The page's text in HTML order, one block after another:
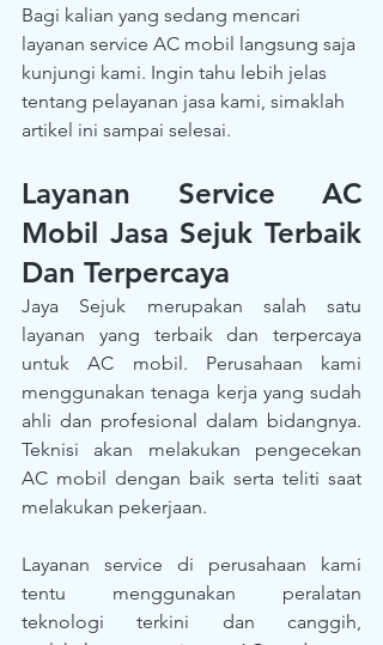
Bagi kalian yang sedang mencari
layanan service AC mobil langsung saja
kunjungi kami. Ingin tahu lebih jelas
tentang pelayanan jasa kami, simaklah
artikel ini sampai selesai.
Layanan Service AC
Mobil Jasa Sejuk Terbaik
Dan Terpercaya
Jaya Sejuk merupakan salah satu
layanan yang terbaik dan terpercaya
untuk AC mobil. Perusahaan kami
menggunakan tenaga kerja yang sudah
ahli dan profesional dalam bidangnya.
Teknisi akan melakukan pengecekan
AC mobil dengan baik serta teliti saat
melakukan pekerjaan.
Layanan service di perusahaan kami
tentu menggunakan peralatan
teknologi terkini dan canggih,